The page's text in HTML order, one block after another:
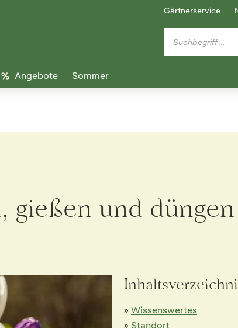
Gärtnerservice
Angebote Sommer
gießen und
» Wissenswertes
» Standort